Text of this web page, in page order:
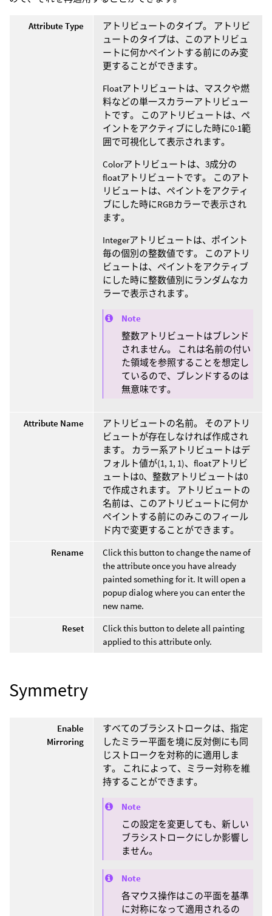
Attribute Type
アトリビュートのタイプ。 アトリビ
ュートのタイプは、このアトリビュ
ートに何かペイントする前にのみ変
更することができます。
Floatアトリビュートは、マスクや燃
料などの単一スカラーアトリビュー
トです。 このアトリビュートは、ペ
イントをアクティブにした時に0-1範
囲で可視化して表示されます。
Colorアトリビュートは、3成分の
floatアトリビュートです。 このアト
リビュートは、ペイントをアクティ
ブにした時にRGBカラーで表示され
ます。
Integerアトリビュートは、ポイント
毎の個別の整数値です。 このアトリ
ビュートは、ペイントをアクティブ
にした時に整数値別にランダムなカ
ラーで表示されます。
Note
整数アトリビュートはブレンド
されません。 これは名前の付い
た領域を参照することを想定し
ているので、ブレンドするのは
無意味です。
Attribute Name
アトリビュートの名前。 そのアトリ
ビュートが存在しなければ作成され
ます。 カラー系アトリビュートはデ
フォルト値が(1, 1, 1)、floatアトリビ
ュートは0、整数アトリビュートは0
で作成されます。 アトリビュートの
名前は、このアトリビュートに何か
ペイントする前にのみこのフィール
ド内で変更することができます。
Rename
Click this button to change the name of
the attribute once you have already
painted something for it. It will open a
popup dialog where you can enter the
new name.
Reset
Click this button to delete all painting
applied to this attribute only.
Symmetry
Enable
Mirroring
すべてのブラシストロークは、指定
したミラー平面を境に反対側にも同
じストロークを対称的に適用しま
す。 これによって、ミラー対称を維
持することができます。
Note
この設定を変更しても、新しい
ブラシストロークにしか影響し
ません。
Note
各マウス操作はこの平面を基準
に対称になって適用されるの